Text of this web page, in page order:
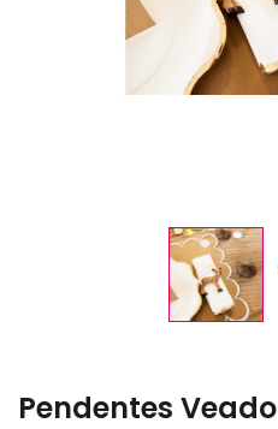
Pendentes Veado